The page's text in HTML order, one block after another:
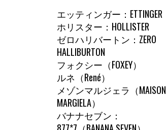
エッティンガー：ETTINGER
ホリスター：HOLLISTER
ゼロハリバートン：ZERO
HALLIBURTON
フォクシー（FOXEY）
ルネ（René）
メゾンマルジェラ（MAISON
MARGIELA）
バナナセブン：